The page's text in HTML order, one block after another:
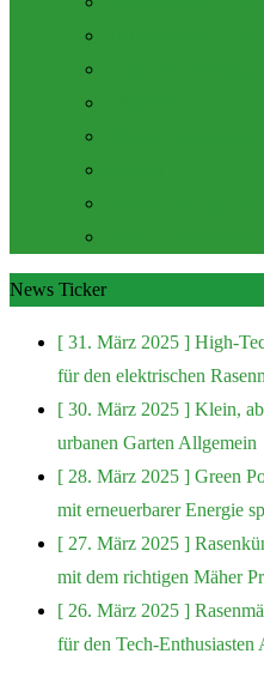
News Ticker
[ 31. März 2025 ] High-
für den elektrischen
[ 30. März 2025 ] Klein,
urbanen Garten Allgemein
[ 28. März 2025 ] Green
mit erneuerbarer Energie
[ 27. März 2025 ]
mit dem richtigen Mäher
[ 26. März 2025 ]
für den Tech-Enthusiasten